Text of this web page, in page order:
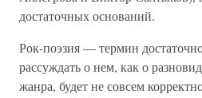
достаточных оснований.
Рок-поэзия — термин
рассуждать о нем, как о
жанра, будет не совсем